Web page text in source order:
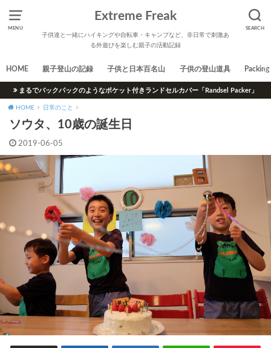
MENU SEARCH
Extreme Freak
子供達と一緒にハイキングや自転車・キャンプなど、非日常で刺激あ
る外遊びを楽しむ親子の活動記録
HOME 親子登山の記録 子供と日本百名山 子供の登山道具 Packing
まるでバックパックのようなポケット付きランドセルカバー「Randsel Packer」
HOME 日常のこと
ソウタ、10歳の誕生日
2019-06-05